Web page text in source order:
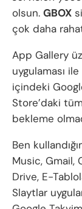
olsun. GBOX
çok daha
App Gallery
uygulaması
içindeki
Store’daki
bekleme
Ben
Music, Gmail,
Drive, E-
Slaytlar